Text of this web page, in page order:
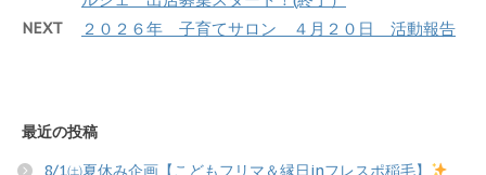
NEXT ２０２６年 子育てサロン ４月２０日 活動報告
最近の投稿
8/1㈯夏休み企画【こどもフリマ＆縁日inフレスポ稲毛】